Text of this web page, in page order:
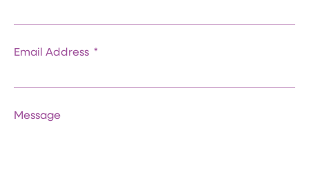
Email Address
Message